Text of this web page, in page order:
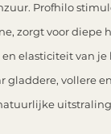
Profhilo
zorgt voor diepe
elasticiteit van je
gladdere, vollere